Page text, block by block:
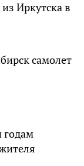
Иркутска в
самолет
годам